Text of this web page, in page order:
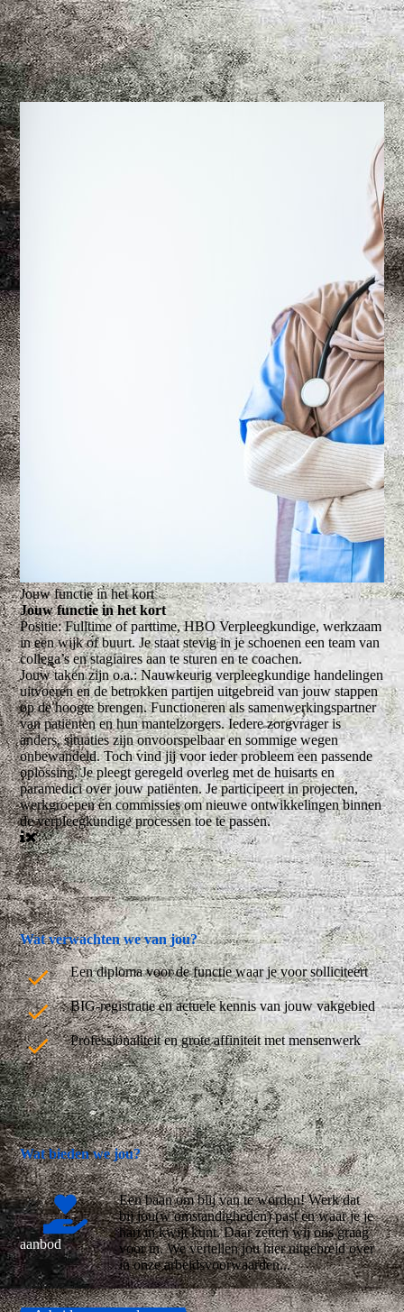
Jouw functie in het kort
Jouw functie in het kort
Positie:Fulltime of parttime, HBO Verpleegkundige, werkzaam
in een wijk of buurt. Je staat stevig in je schoenen een team van
collega’s en stagiaires aan te sturen en te coachen.
Jouw taken zijn o.a.:Nauwkeurig verpleegkundige handelingen
uitvoeren en de betrokken partijen uitgebreid van jouw stappen
op de hoogte brengen. Functioneren als samenwerkingspartner
van patiënten en hun mantelzorgers. Iedere zorgvrager is
anders, situaties zijn onvoorspelbaar en sommige wegen
onbewandeld. Toch vind jij voor ieder probleem een passende
oplossing. Je pleegt geregeld overleg met de huisarts en
paramedici over jouw patiënten. Je participeert in projecten,
werkgroepen en commissies om nieuwe ontwikkelingen binnen
de verpleegkundige processen toe te passen.
Wat verwachten we van jou?
Een diploma voor de functie waar je voor solliciteert
BIG-registratie en actuele kennis van jouw vakgebied
Professionaliteit en grote affiniteit met mensenwerk
Wat bieden we jou?
aanbod
Een baan om blij van te worden! Werk dat
bij jou(w omstandigheden) past en waar je je
hart in kwijt kunt. Daar zetten wij ons graag
voor in. We vertellen jou hier uitgebreid over
in onze arbeidsvoorwaarden...